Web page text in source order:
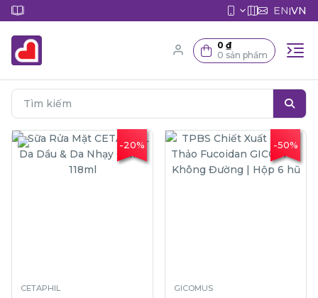
EN|VN
0 ₫
0 sản phẩm
-20%
CETAPHIL
-50%
GICOMUS